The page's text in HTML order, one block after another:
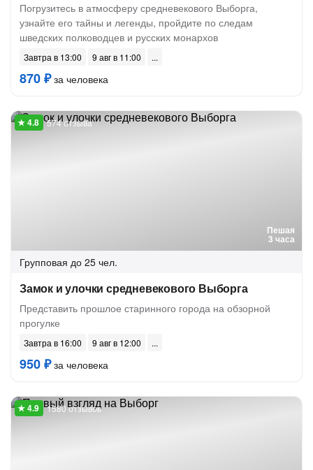
Погрузитесь в атмосферу средневекового Выборга,
узнайте его тайны и легенды, пройдите по следам
шведских полководцев и русских монархов
Завтра в 13:00 9 авг в 11:00
870 ₽за человека
Пешая
3 часа
574 отзыва
Групповая до 25 чел.
Замок и улочки средневекового Выборга
Представить прошлое старинного города на обзорной
прогулке
Завтра в 16:00 9 авг в 12:00
950 ₽за человека
1580 отзывов